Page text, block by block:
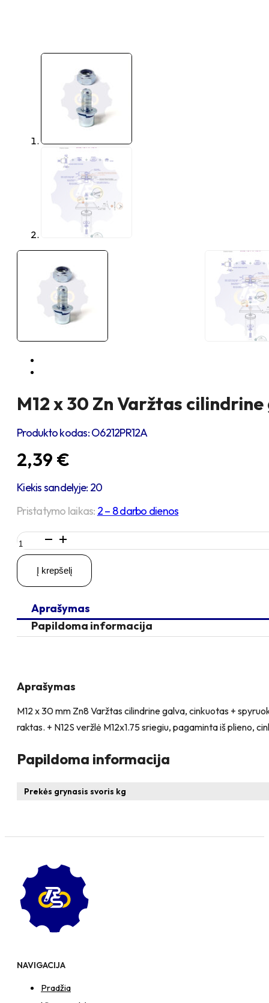
M12 x 30 Zn Varžtas
Produkto kodas:O6212PR12A
2,39 €
Kiekis sandelyje: 20
Pristatymo laikas: 2 – 8 darbo dienos
produkto
kiekis:
M12
30
Varžtas
cilindrine
galva
+
poveržlė
+
N12S
Veržlė
Į krepšelį
Aprašymas
Papildoma informacija
Aprašymas
M12 x 30 mm Zn8 Varžtas cilindrine galva, cinkuotas +
raktas. + N12S veržlė M12x1.75 sriegiu, pagaminta iš plieno,
Papildoma informacija
Prekės grynasis svoris kg
NAVIGACIJA
Pradžia